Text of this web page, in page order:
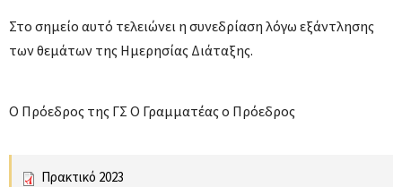
Στο σημείο αυτό τελειώνει η συνεδρίαση λόγω εξάντλησης
των θεμάτων της Ημερησίας Διάταξης.
Ο Πρόεδρος της ΓΣ Ο Γραμματέας ο Πρόεδρος
Πρακτικό 2023